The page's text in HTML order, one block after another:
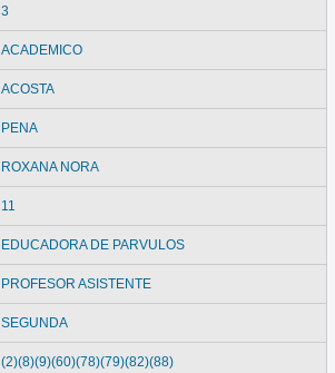
3
ACADEMICO
ACOSTA
PENA
ROXANA NORA
11
EDUCADORA DE PARVULOS
PROFESOR ASISTENTE
SEGUNDA
(2)(8)(9)(60)(78)(79)(82)(88)